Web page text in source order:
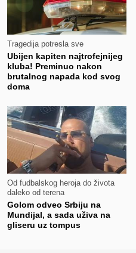
Tragedija potresla sve
Ubijen kapiten najtrofejnijeg
kluba! Preminuo nakon
brutalnog napada kod svog
doma
Od fudbalskog heroja do života
daleko od terena
Golom odveo Srbiju na
Mundijal, a sada uživa na
gliseru uz tompus